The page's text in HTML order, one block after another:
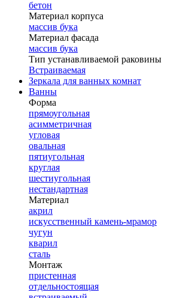
бетон
Материал корпуса
массив бука
Материал фасада
массив бука
Тип устанавливаемой раковины
Встраиваемая
Зеркала для ванных комнат
Ванны
Форма
прямоугольная
асимметричная
угловая
овальная
пятиугольная
круглая
шестиугольная
нестандартная
Материал
акрил
искусственный камень-мрамор
чугун
кварил
сталь
Монтаж
пристенная
отдельностоящая